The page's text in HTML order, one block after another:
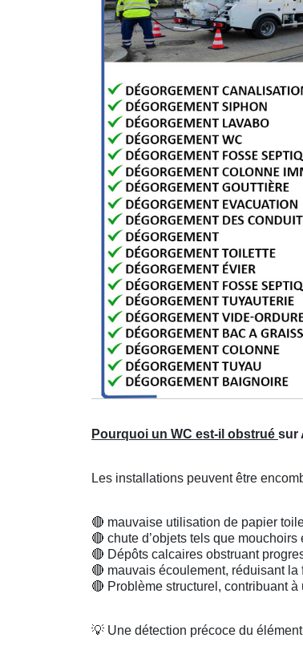
Pourquoi un WC est-il obstrué sur
Les installations peuvent être
🔴 mauvaise utilisation de papier
🔴 chute d’objets tels que
🔴 Dépôts calcaires obstruant
🔴 mauvais écoulement, réduisant la
🔴 Problème structurel, contribuant
💡 Une détection précoce du